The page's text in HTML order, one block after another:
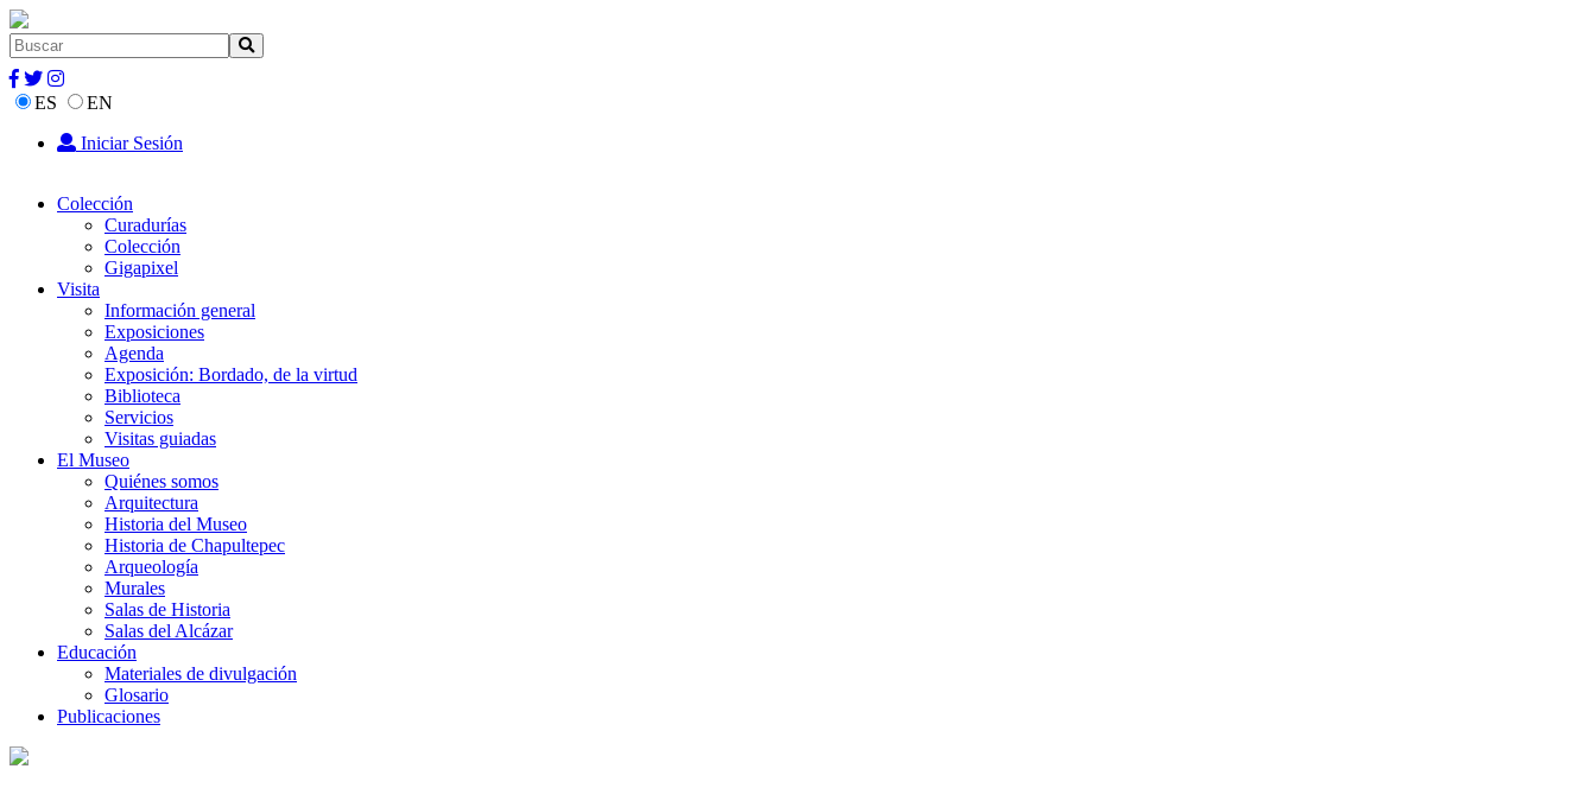
ES
EN
Iniciar Sesión
Colección
Curadurías
Colección
Gigapixel
Visita
Información general
Exposiciones
Agenda
Exposición: Bordado, de la virtud
Biblioteca
Servicios
Visitas guiadas
El Museo
Quiénes somos
Arquitectura
Historia del Museo
Historia de Chapultepec
Arqueología
Murales
Salas de Historia
Salas del Alcázar
Educación
Materiales de divulgación
Glosario
Publicaciones